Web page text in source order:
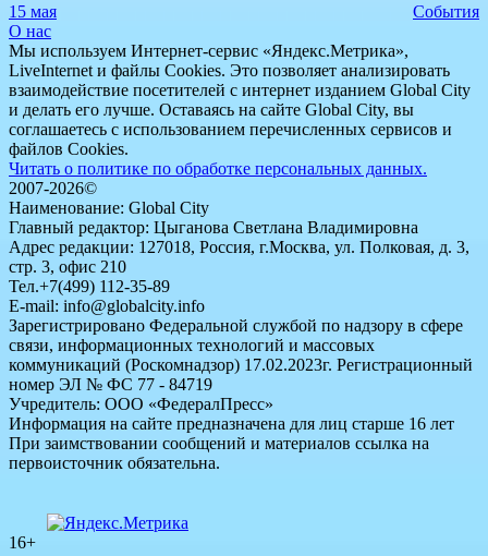
15 мая
События
О нас
Мы используем Интернет-сервис «Яндекс.Метрика»,
LiveInternet и файлы Cookies. Это позволяет анализировать
взаимодействие посетителей с интернет изданием Global City
и делать его лучше. Оставаясь на сайте Global City, вы
соглашаетесь с использованием перечисленных сервисов и
файлов Cookies.
Читать о политике по обработке персональных данных.
2007-2026©
Наименование: Global City
Главный редактор: Цыганова Светлана Владимировна
Адрес редакции: 127018, Россия, г.Москва, ул. Полковая, д. 3,
стр. 3, офис 210
Тел.+7(499) 112-35-89
E-mail: info@globalcity.info
Зарегистрировано Федеральной службой по надзору в сфере
связи, информационных технологий и массовых
коммуникаций (Роскомнадзор) 17.02.2023г. Регистрационный
номер ЭЛ № ФС 77 - 84719
Учредитель: ООО «ФедералПресс»
Информация на сайте предназначена для лиц старше 16 лет
При заимствовании сообщений и материалов ссылка на
первоисточник обязательна.
16+